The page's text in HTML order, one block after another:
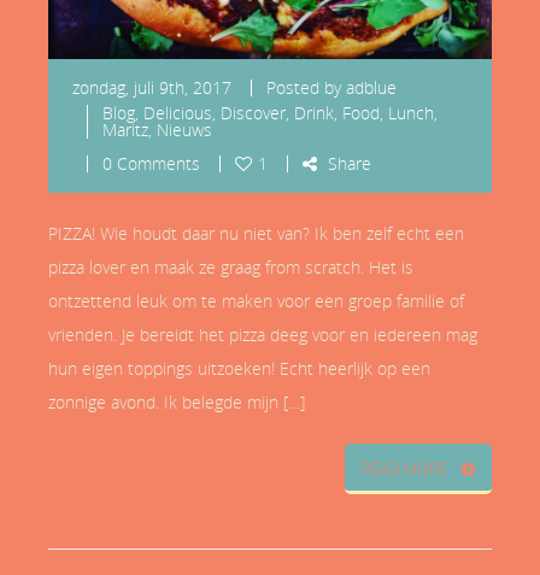
zondag, juli 9th, 2017 Posted byadblue
Blog, Delicious, Discover, Drink, Food, Lunch,
Maritz, Nieuws
0 Comments
1 Share
PIZZA! Wie houdt daar nu niet van? Ik ben zelf echt een
pizza lover en maak ze graag from scratch. Het is
ontzettend leuk om te maken voor een groep familie of
vrienden. Je bereidt het pizza deeg voor en iedereen mag
hun eigen toppings uitzoeken! Echt heerlijk op een
zonnige avond. Ik belegde mijn […]
READ MORE